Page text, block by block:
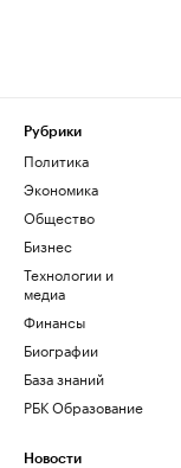
Рубрики
Политика
Экономика
Общество
Бизнес
Технологии и
медиа
Финансы
Биографии
База знаний
РБК Образование
Новости